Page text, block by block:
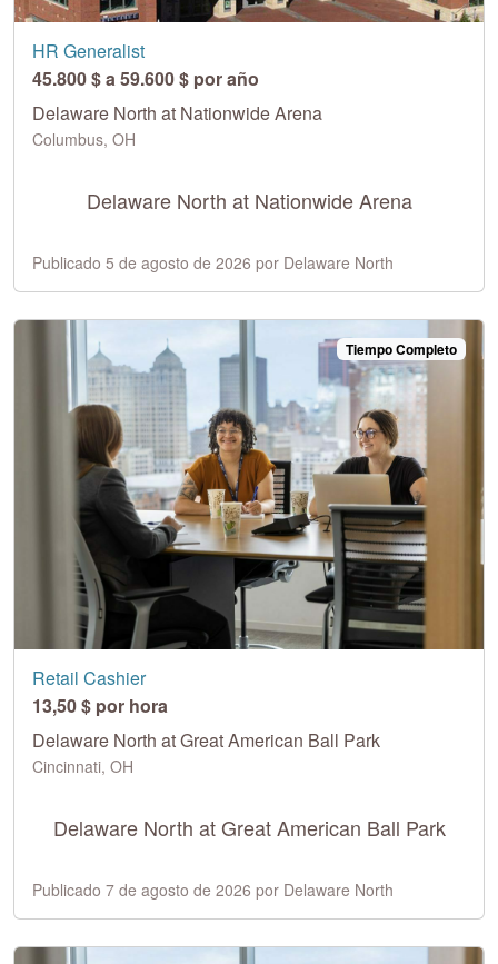
HR Generalist
45.800 $ a 59.600 $ por año
Delaware North at Nationwide Arena
Columbus, OH
Delaware North at Nationwide Arena
Publicado 5 de agosto de 2026 por Delaware North
Tiempo Completo
Retail Cashier
13,50 $ por hora
Delaware North at Great American Ball Park
Cincinnati, OH
Delaware North at Great American Ball Park
Publicado 7 de agosto de 2026 por Delaware North